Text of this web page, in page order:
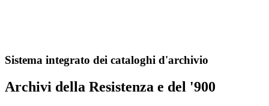
Sistema integrato dei cataloghi d'archivio
Archivi della Resistenza e del '900